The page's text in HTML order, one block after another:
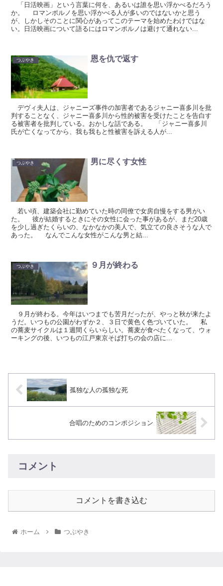
「日活映画」という言葉に何を、あるいは誰を思い浮かべるだろう
か。 ロマンポルノを思い浮かべる人が多いのではないかと思う
が、しかしそのことに関心があってこのテーマを始めたわけではな
い。日活映画について語るにはロマンポルノは避けて通れない...
つぶやき 恩を仇で返す
デヴィ夫人は、ジャニーズ事件の加害者であるジャニー喜多川を批
判することなく、ジャニー喜多川から性的被害を受けたことを告白す
る被害者を批判している。おかしな話である。 「ジャニー喜多川
氏が亡くなってから、我も我もと性被害を訴える人が...
つぶやき 男に尽くす女性
若い頃、建築会社に勤めていた時の同僚で女房自慢をする男がい
た。 彼が結婚するときにその女性に会った事があるが、まだ20歳
を少し過ぎたくらいの、なかなかの美人で、気立ての良さそうな人で
あった。 なんでこんな女性がこんな男と結...
つぶやき ９月が終わる
９月が終わる。今年はいつまでも苦月だったが、やっと秋が来たよ
うだ。いつもの公園がわずか２、３日で黄色く色づいていた。 私
の蕎麦サイクルは１週間くらいらしい。蕎麦が食べたくなって、ウォ
ーキングの後、いつもの江戸東京そば打ちの会の店に...
孤独な人の孤独な死
合唱のためのコンポジション
コメント
コメントを書き込む
ホーム つぶやき